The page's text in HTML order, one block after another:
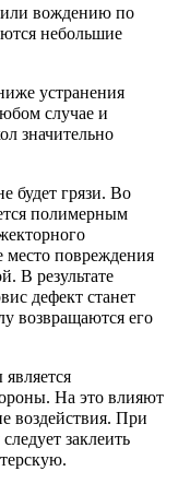
или вождению по
небольшие
устранения
случае и
значительно
будет грязи. Во
полимерным
место повреждения
В результате
дефект станет
возвращаются его
На это влияют
воздействия. При
заклеить